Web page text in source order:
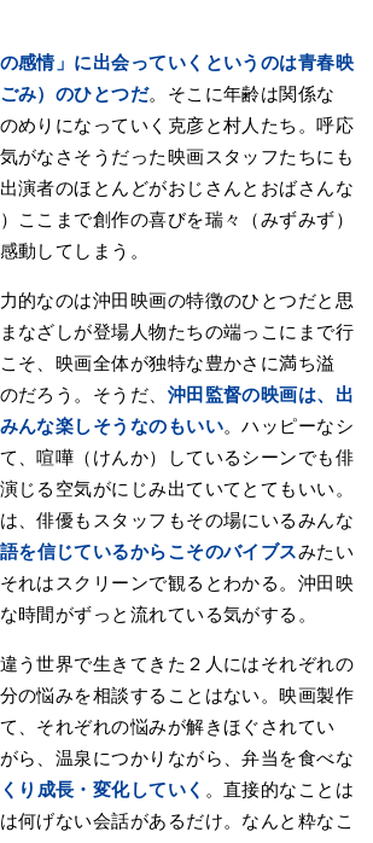
感情」に出会っていくというのは青春映
み）のひとつだ。そこに年齢は関係な
めりになっていく克彦と村人たち。呼応
がなさそうだった映画スタッフたちにも
演者のほとんどがおじさんとおばさんな
ここまで創作の喜びを瑞々（みずみず）
動してしまう。
的なのは沖田映画の特徴のひとつだと思
なざしが登場人物たちの端っこにまで行
そ、映画全体が独特な豊かさに満ち溢
だろう。そうだ、 沖田監督の映画は、出
んな楽しそうなのもいい。ハッピーなシ
、喧嘩（けんか）しているシーンでも俳
じる空気がにじみ出ていてとてもいい。
、俳優もスタッフもその場にいるみんな
を信じているからこそのバイブスみたい
れはスクリーンで観るとわかる。沖田映
時間がずっと流れている気がする。
う世界で生きてきた２人にはそれぞれの
の悩みを相談することはない。映画製作
、それぞれの悩みが解きほぐされてい
ら、温泉につかりながら、弁当を食べな
り成長・変化していく 。直接的なことは
何げない会話があるだけ。なんと粋なこ